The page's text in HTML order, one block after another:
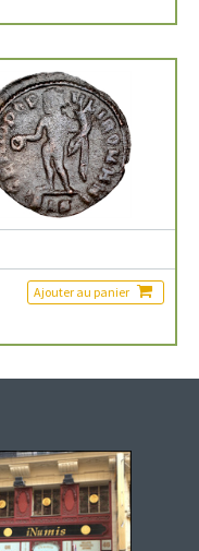
Ajouter au panier